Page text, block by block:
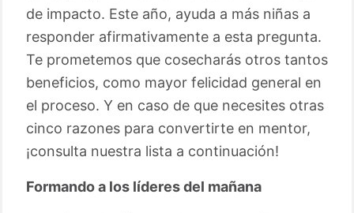
de impacto. Este año, ayuda a más niñas a
responder afirmativamente a esta pregunta.
Te prometemos que cosecharás otros tantos
beneficios, como mayor felicidad general en
el proceso. Y en caso de que necesites otras
cinco razones para convertirte en mentor,
¡consulta nuestra lista a continuación!
Formando a los líderes del mañana